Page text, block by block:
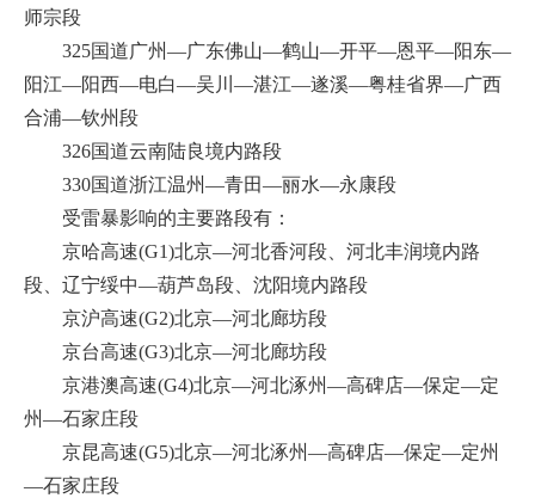
师宗段
325国道广州—广东佛山—鹤山—开平—恩平—阳东—
阳江—阳西—电白—吴川—湛江—遂溪—粤桂省界—广西
合浦—钦州段
326国道云南陆良境内路段
330国道浙江温州—青田—丽水—永康段
受雷暴影响的主要路段有：
京哈高速(G1)北京—河北香河段、河北丰润境内路
段、辽宁绥中—葫芦岛段、沈阳境内路段
京沪高速(G2)北京—河北廊坊段
京台高速(G3)北京—河北廊坊段
京港澳高速(G4)北京—河北涿州—高碑店—保定—定
州—石家庄段
京昆高速(G5)北京—河北涿州—高碑店—保定—定州
—石家庄段